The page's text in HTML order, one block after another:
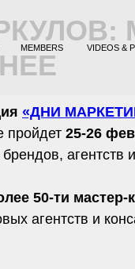
MEMBERS VIDEOS &
«ДНИ
пройдет 25-26
агентств
50-ти мастер-
агентств и